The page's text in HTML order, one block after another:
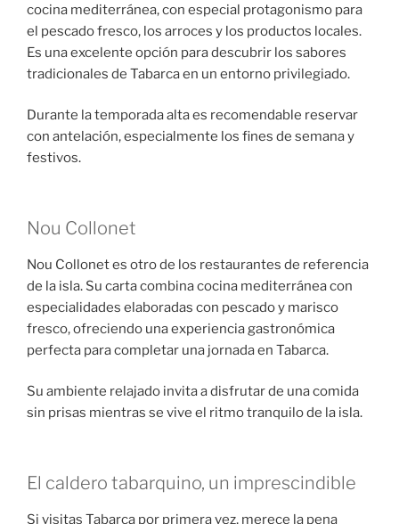
cocina mediterránea, con especial protagonismo para
el pescado fresco, los arroces y los productos locales.
Es una excelente opción para descubrir los sabores
tradicionales de Tabarca en un entorno privilegiado.
Durante la temporada alta es recomendable reservar
con antelación, especialmente los fines de semana y
festivos.
Nou Collonet
Nou Collonet es otro de los restaurantes de referencia
de la isla. Su carta combina cocina mediterránea con
especialidades elaboradas con pescado y marisco
fresco, ofreciendo una experiencia gastronómica
perfecta para completar una jornada en Tabarca.
Su ambiente relajado invita a disfrutar de una comida
sin prisas mientras se vive el ritmo tranquilo de la isla.
El caldero tabarquino, un imprescindible
Si visitas Tabarca por primera vez, merece la pena